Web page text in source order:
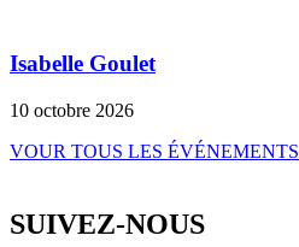
Isabelle Goulet
10 octobre 2026
VOUR TOUS LES ÉVÉNEMENTS
SUIVEZ-NOUS